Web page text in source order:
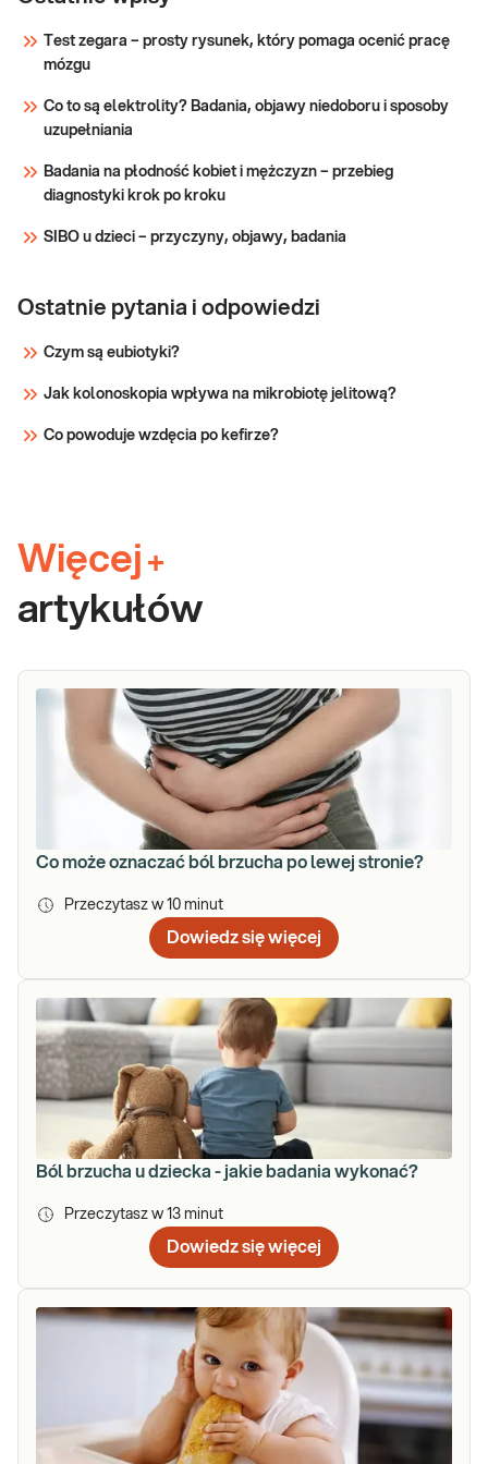
ALP, BIL,
GGTP)
wątrobowych i bilirubiny) przydatne w
Test zegara – prosty rysunek, który pomaga ocenić pracę
mózgu
Co to są elektrolity? Badania, objawy niedoboru i sposoby
uzupełniania
Badania na płodność kobiet i mężczyzn – przebieg
diagnostyki krok po kroku
SIBO u dzieci – przyczyny, objawy, badania
Ostatnie pytania i odpowiedzi
Czym są eubiotyki?
Jak kolonoskopia wpływa na mikrobiotę jelitową?
Co powoduje wzdęcia po kefirze?
Więcej +
artykułów
Co może oznaczać ból brzucha po lewej stronie?
Przeczytasz w 10 minut
Dowiedz się więcej
Ból brzucha u dziecka - jakie badania wykonać?
Przeczytasz w 13 minut
Dowiedz się więcej